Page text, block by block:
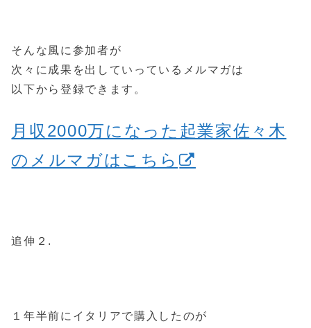
そんな風に参加者が
次々に成果を出していっているメルマガは
以下から登録できます。
月収2000万になった起業家佐々木
のメルマガはこちら
追伸２.
１年半前にイタリアで購入したのが